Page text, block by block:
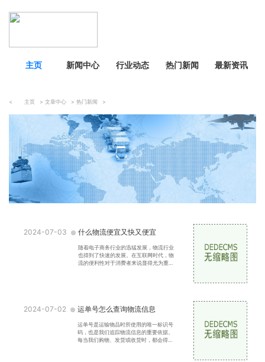
主页 新闻中心 行业动态 热门新闻 最新资讯
< 主页 > 文章中心 > 热门新闻 >
2024-07-03 什么物流便宜又快又便宜
随着电子商务行业的迅猛发展，物流行业
也得到了快速的发展。在互联网时代，物
流的便利性对于消费者来说显得尤为重
2024-07-02 运单号怎么查询物流信息
运单号是运输物品时所使用的唯一标识号
码，也是我们追踪物流信息的重要依据。
每当我们购物、发货或收货时，都会得到